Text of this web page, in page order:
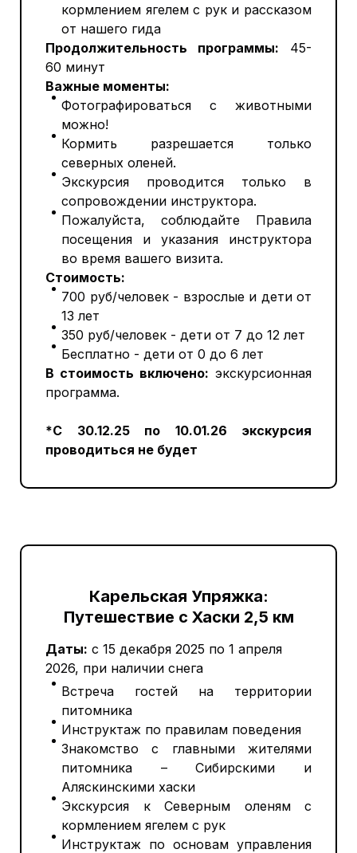
кормлением ягелем с рук и рассказом
от нашего гида
Продолжительность программы: 45-
60 минут
Важные моменты:
Фотографироваться с животными
можно!
Кормить разрешается только
северных оленей.
Экскурсия проводится только в
сопровождении инструктора.
Пожалуйста, соблюдайте Правила
посещения и указания инструктора
во время вашего визита.
Стоимость:
700 руб/человек - взрослые и дети от
13 лет
350 руб/человек - дети от 7 до 12 лет
Бесплатно - дети от 0 до 6 лет
В стоимость включено: экскурсионная
программа.
*C 30.12.25 по 10.01.26 экскурсия
проводиться не будет
Карельская Упряжка:
Путешествие с Хаски 2,5 км
Даты: с 15 декабря 2025 по 1 апреля
2026, при наличии снега
Встреча гостей на территории
питомника
Инструктаж по правилам поведения
Знакомство с главными жителями
питомника – Сибирскими и
Аляскинскими хаски
Экскурсия к Северным оленям с
кормлением ягелем с рук
Инструктаж по основам управления